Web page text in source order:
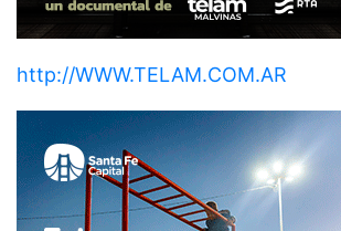
http://WWW.TELAM.COM.AR